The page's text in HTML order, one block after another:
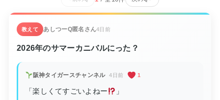
教えて あしつーQ匿名さん4日前
2026年のサマーカニバルにった？
阪神タイガースチャンネル 4日前 1
「楽しくてすごいよねー 」